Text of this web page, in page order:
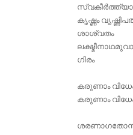
കൃഷ്ണം
ശാ‍ശ്വതം
ഗിരം
കരുണാം
കരുണാം